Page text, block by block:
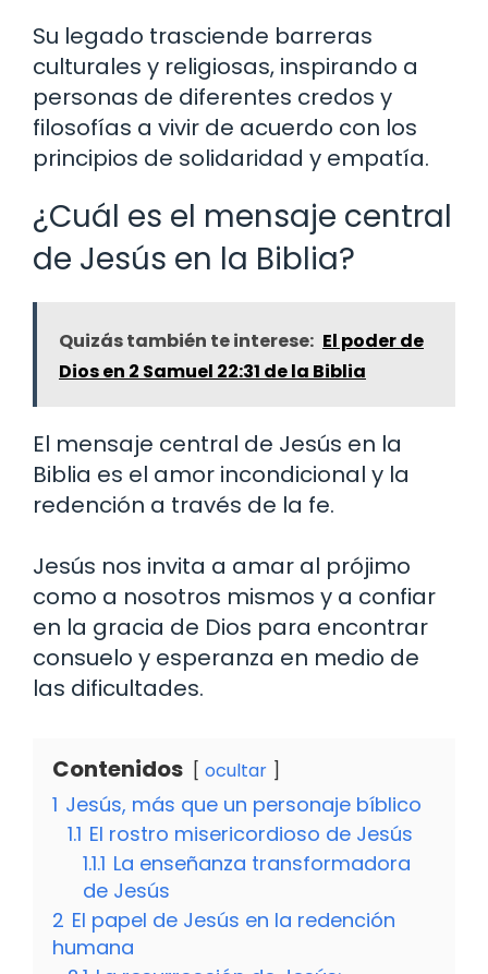
Su legado trasciende barreras
culturales y religiosas, inspirando a
personas de diferentes credos y
filosofías a vivir de acuerdo con los
principios de solidaridad y empatía.
¿Cuál es el mensaje central
de Jesús en la Biblia?
Quizás también te interese: El poder de
Dios en 2 Samuel 22:31 de la Biblia
El mensaje central de Jesús en la
Biblia es el amor incondicional y la
redención a través de la fe.
Jesús nos invita a amar al prójimo
como a nosotros mismos y a confiar
en la gracia de Dios para encontrar
consuelo y esperanza en medio de
las dificultades.
Contenidos ocultar
1 Jesús, más que un personaje bíblico
1.1 El rostro misericordioso de Jesús
1.1.1 La enseñanza transformadora
de Jesús
2 El papel de Jesús en la redención
humana